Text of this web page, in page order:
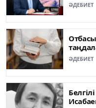
ӘДЕБИЕТ
ӘДЕБИЕТ